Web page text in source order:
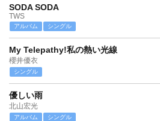
SODA SODA
TWS
アルバム シングル
My Telepathy!私の熱い光線
櫻井優衣
シングル
優しい雨
北山宏光
アルバム シングル